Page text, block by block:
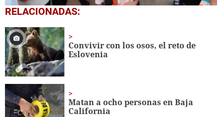
0
seconds
1
minute,
56
seconds
RELACIONADAS:
Convivir con los osos, el reto de
Eslovenia
Matan a ocho personas en Baja
California